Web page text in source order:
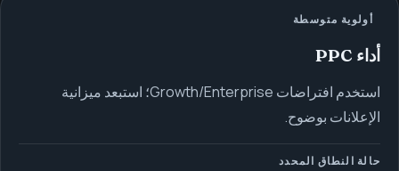
أولوية متوسطة
أداء PPC
استخدم افتراضات Growth/Enterprise؛ استبعد ميزانية
الإعلانات بوضوح.
حالة النطاق المحدد